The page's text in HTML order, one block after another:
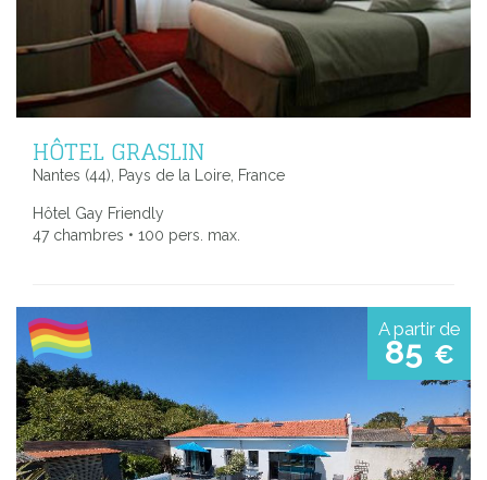
HÔTEL GRASLIN
Nantes (44), Pays de la Loire, France
Hôtel Gay Friendly
47 chambres • 100 pers. max.
A partir de
85 €